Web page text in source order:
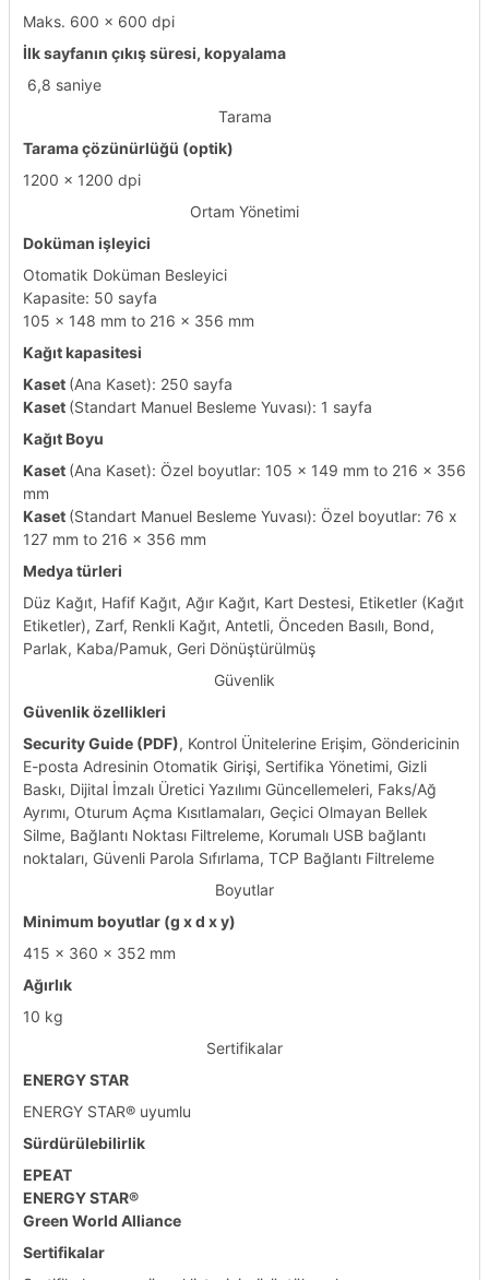
Maks. 600 x 600 dpi
İlk sayfanın çıkış süresi, kopyalama
​ 6,8 saniye
Tarama
Tarama çözünürlüğü (optik)
1200 x 1200 dpi
Ortam Yönetimi
Doküman işleyici
Otomatik Doküman Besleyici
Kapasite: 50 sayfa
105 x 148 mm to 216 x 356 mm
Kağıt kapasitesi
Kaset (Ana Kaset): 250 sayfa
Kaset (Standart Manuel Besleme Yuvası): 1 sayfa
Kağıt Boyu
Kaset (Ana Kaset): Özel boyutlar: 105 x 149 mm to 216 x 356
mm
Kaset (Standart Manuel Besleme Yuvası): Özel boyutlar: 76 x
127 mm to 216 x 356 mm
Medya türleri
Düz Kağıt, Hafif Kağıt, Ağır Kağıt, Kart Destesi, Etiketler (Kağıt
Etiketler), Zarf, Renkli Kağıt, Antetli, Önceden Basılı, Bond,
Parlak, Kaba/Pamuk, Geri Dönüştürülmüş
Güvenlik
Güvenlik özellikleri
Security Guide (PDF), Kontrol Ünitelerine Erişim, Göndericinin
E-posta Adresinin Otomatik Girişi, Sertifika Yönetimi, Gizli
Baskı, Dijital İmzalı Üretici Yazılımı Güncellemeleri, Faks/Ağ
Ayrımı, Oturum Açma Kısıtlamaları, Geçici Olmayan Bellek
Silme, Bağlantı Noktası Filtreleme, Korumalı USB bağlantı
noktaları, Güvenli Parola Sıfırlama, TCP Bağlantı Filtreleme
Boyutlar
Minimum boyutlar (g x d x y)
415 x 360 x 352 mm
Ağırlık
10 kg
Sertifikalar
ENERGY STAR
ENERGY STAR® uyumlu
Sürdürülebilirlik
EPEAT
ENERGY STAR®
Green World Alliance
Sertifikalar